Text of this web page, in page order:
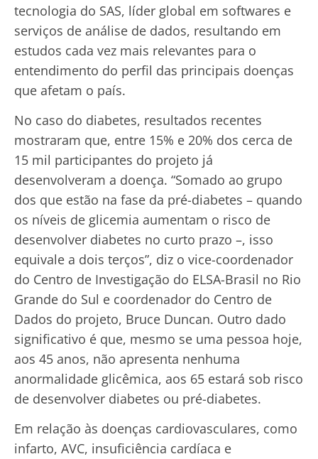
tecnologia do SAS, líder global em softwares e
serviços de análise de dados, resultando em
estudos cada vez mais relevantes para o
entendimento do perfil das principais doenças
que afetam o país.
No caso do diabetes, resultados recentes
mostraram que, entre 15% e 20% dos cerca de
15 mil participantes do projeto já
desenvolveram a doença. “Somado ao grupo
dos que estão na fase da pré-diabetes – quando
os níveis de glicemia aumentam o risco de
desenvolver diabetes no curto prazo –, isso
equivale a dois terços”, diz o vice-coordenador
do Centro de Investigação do ELSA-Brasil no Rio
Grande do Sul e coordenador do Centro de
Dados do projeto, Bruce Duncan. Outro dado
significativo é que, mesmo se uma pessoa hoje,
aos 45 anos, não apresenta nenhuma
anormalidade glicêmica, aos 65 estará sob risco
de desenvolver diabetes ou pré-diabetes.
Em relação às doenças cardiovasculares, como
infarto, AVC, insuficiência cardíaca e